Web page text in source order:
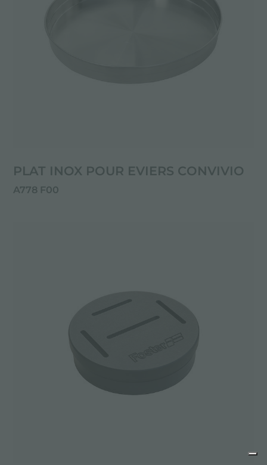
PLAT INOX POUR EVIERS CONVIVIO
A778 F00